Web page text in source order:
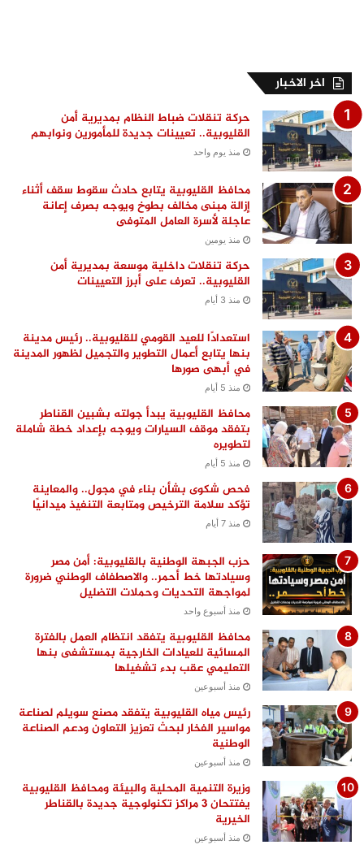
اخر الاخبار
حركة تنقلات ضباط النظام بمديرية أمن
القليوبية.. تعيينات جديدة للمأمورين ونوابهم
منذ يوم واحد
محافظ القليوبية يتابع حادث سقوط سقف أثناء
إزالة مبنى مخالف بطوخ ويوجه بصرف إعانة
عاجلة لأسرة العامل المتوفى
منذ يومين
حركة تنقلات داخلية موسعة بمديرية أمن
القليوبية.. تعرف على أبرز التعيينات
منذ 3 أيام
استعدادًا للعيد القومي للقليوبية.. رئيس مدينة
بنها يتابع أعمال التطوير والتجميل لظهور المدينة
في أبهى صورها
منذ 5 أيام
محافظ القليوبية يبدأ جولته بشبين القناطر
بتفقد موقف السيارات ويوجه بإعداد خطة شاملة
لتطويره
منذ 5 أيام
فحص شكوى بشأن بناء في مجول.. والمعاينة
تؤكد سلامة الترخيص ومتابعة التنفيذ ميدانيًا
منذ 7 أيام
حزب الجبهة الوطنية بالقليوبية: أمن مصر
وسيادتها خط أحمر.. والاصطفاف الوطني ضرورة
لمواجهة التحديات وحملات التضليل
منذ أسبوع واحد
محافظ القليوبية يتفقد انتظام العمل بالفترة
المسائية للعيادات الخارجية بمستشفى بنها
التعليمي عقب بدء تشغيلها
منذ أسبوعين
رئيس مياه القليوبية يتفقد مصنع سويلم لصناعة
مواسير الفخار لبحث تعزيز التعاون ودعم الصناعة
الوطنية
منذ أسبوعين
وزيرة التنمية المحلية والبيئة ومحافظ القليوبية
يفتتحان 3 مراكز تكنولوجية جديدة بالقناطر
الخيرية
منذ أسبوعين